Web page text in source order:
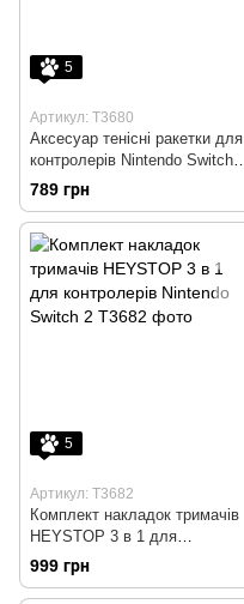
5
Артикул: T3680
Аксесуар тенісні ракетки для
контролерів Nintendo Switch
та Switch 2
789 грн
5
Артикул: T3682
Комплект накладок тримачів
HEYSTOP 3 в 1 для
контролерів Nintendo Switch 2
999 грн